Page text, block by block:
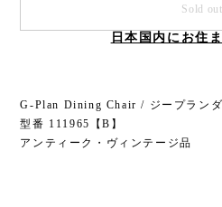
Sold out
日本国内にお住
G-Plan Dining Chair / ジープラン
型番 111965【B】
アンティーク・ヴィンテージ品